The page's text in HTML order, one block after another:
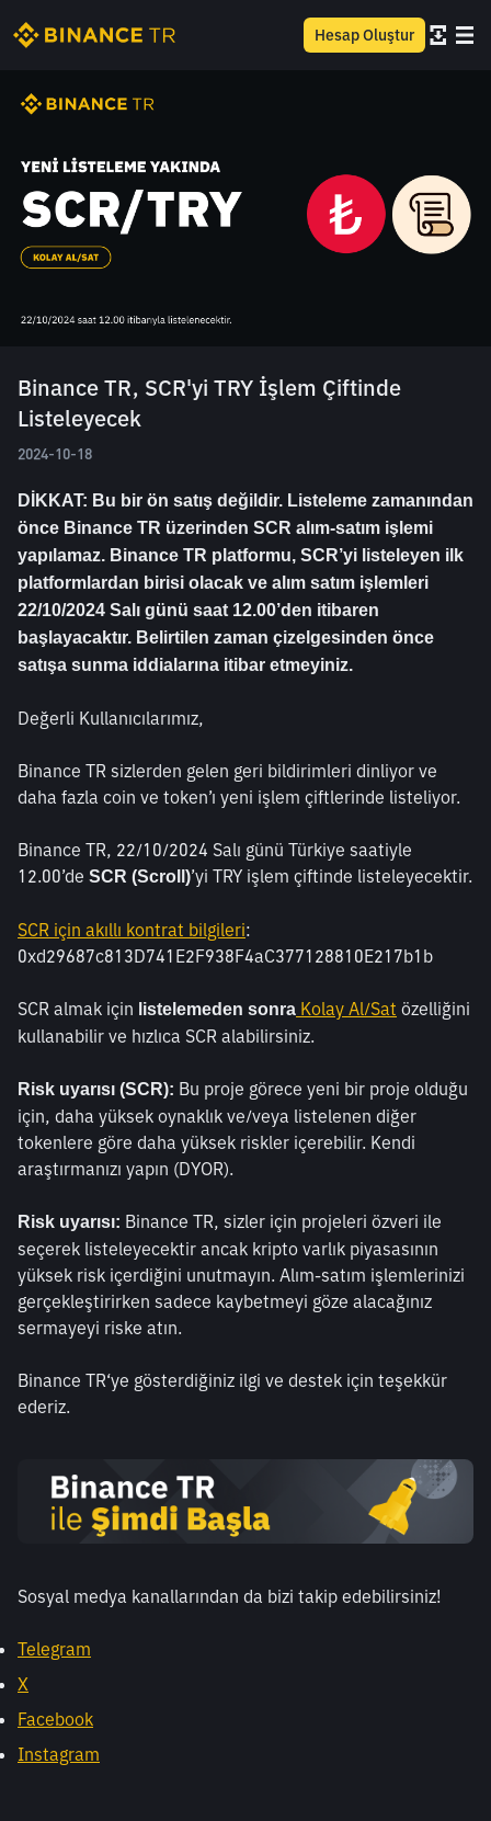
Hesap Oluştur
Binance TR, SCR'yi TRY İşlem Çiftinde
Listeleyecek
2024-10-18
DİKKAT: Bu bir ön satış değildir. Listeleme zamanından
önce Binance TR üzerinden SCR alım-satım işlemi
yapılamaz. Binance TR platformu, SCR’yi listeleyen ilk
platformlardan birisi olacak ve alım satım işlemleri
22/10/2024 Salı günü saat 12.00’den itibaren
başlayacaktır. Belirtilen zaman çizelgesinden önce
satışa sunma iddialarına itibar etmeyiniz.
Değerli Kullanıcılarımız,
Binance TR sizlerden gelen geri bildirimleri dinliyor ve
daha fazla coin ve token’ı yeni işlem çiftlerinde listeliyor.
Binance TR, 22/10/2024 Salı günü Türkiye saatiyle
12.00’de SCR (Scroll)’yi TRY işlem çiftinde listeleyecektir.
SCR için akıllı kontrat bilgileri:
0xd29687c813D741E2F938F4aC377128810E217b1b
SCR almak için listelemeden sonra Kolay Al/Sat özelliğini
kullanabilir ve hızlıca SCR alabilirsiniz.
Risk uyarısı (SCR): Bu proje görece yeni bir proje olduğu
için, daha yüksek oynaklık ve/veya listelenen diğer
tokenlere göre daha yüksek riskler içerebilir. Kendi
araştırmanızı yapın (DYOR).
Risk uyarısı: Binance TR, sizler için projeleri özveri ile
seçerek listeleyecektir ancak kripto varlık piyasasının
yüksek risk içerdiğini unutmayın. Alım-satım işlemlerinizi
gerçekleştirirken sadece kaybetmeyi göze alacağınız
sermayeyi riske atın.
Binance TR‘ye gösterdiğiniz ilgi ve destek için teşekkür
ederiz.
Sosyal medya kanallarından da bizi takip edebilirsiniz!
Telegram
X
Facebook
Instagram